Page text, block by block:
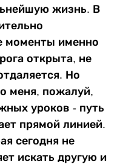
жизнь. В
моменты именно
открыта, не
Но
меня, пожалуй,
уроков - путь
прямой линией.
сегодня не
искать другую и